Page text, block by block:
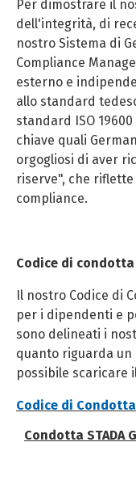
Per dimostrare il
dell'integrità, di
nostro Sistema di
Compliance
esterno e
allo standard
standard ISO
chiave quali
orgogliosi di aver
riserve", che
compliance.
Codice di condotta
Il nostro Codice di
per i dipendenti e
sono delineati i
quanto riguarda un
possibile scaricare
Codice di Condotta
Condotta STADA